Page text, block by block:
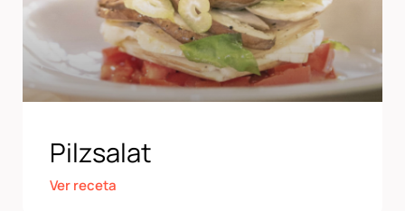
Pilzsalat
Ver receta